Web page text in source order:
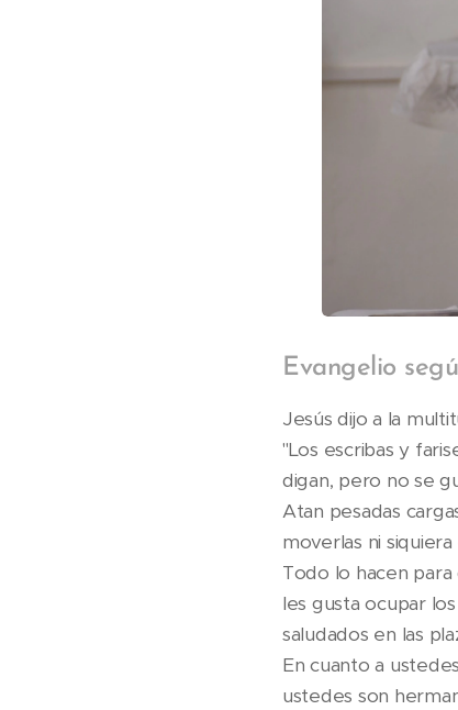
Evangelio
Jesús dijo a la
"Los escribas y
digan, pero no se
Atan pesadas
moverlas ni
Todo lo hacen para
les gusta ocupar
saludados en las
En cuanto a
ustedes son